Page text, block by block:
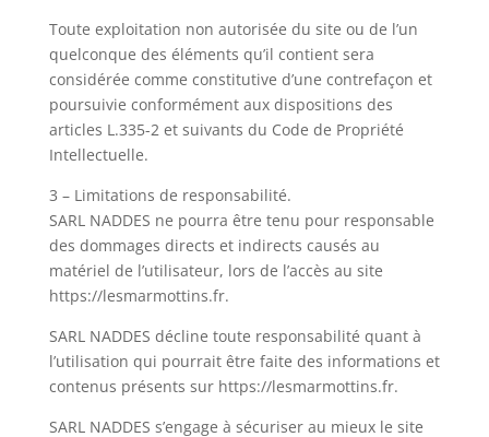
Toute exploitation non autorisée du site ou de l’un
quelconque des éléments qu’il contient sera
considérée comme constitutive d’une contrefaçon et
poursuivie conformément aux dispositions des
articles L.335-2 et suivants du Code de Propriété
Intellectuelle.
3 – Limitations de responsabilité.
SARL NADDES ne pourra être tenu pour responsable
des dommages directs et indirects causés au
matériel de l’utilisateur, lors de l’accès au site
https://lesmarmottins.fr.
SARL NADDES décline toute responsabilité quant à
l’utilisation qui pourrait être faite des informations et
contenus présents sur https://lesmarmottins.fr.
SARL NADDES s’engage à sécuriser au mieux le site